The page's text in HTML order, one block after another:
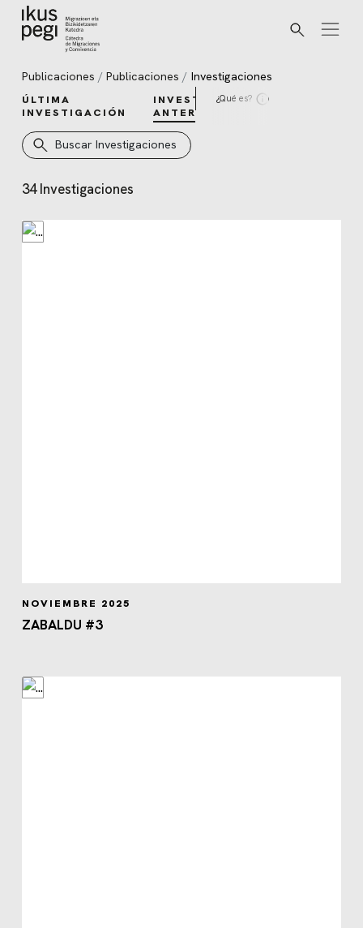
Ir directamente al contenido
Buscar
Publicaciones Publicaciones Investigaciones
ÚLTIMA
INVESTIGACIÓN
INVESTIGACIONES
ANTERIORES
¿Qué es?
Buscar Investigaciones
34 Investigaciones
Investigaciones
NOVIEMBRE 2025
ZABALDU #3